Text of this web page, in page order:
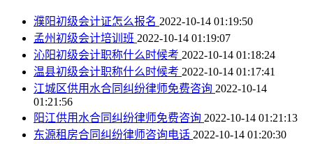
濮阳初级会计证怎么报名 2022-10-14 01:19:50
孟州初级会计培训班 2022-10-14 01:19:07
沁阳初级会计职称什么时候考 2022-10-14 01:18:24
温县初级会计职称什么时候考 2022-10-14 01:17:41
江城区供用水合同纠纷律师免费咨询 2022-10-14
01:21:56
阳江供用水合同纠纷律师免费咨询 2022-10-14 01:21:13
东源租房合同纠纷律师咨询电话 2022-10-14 01:20:30